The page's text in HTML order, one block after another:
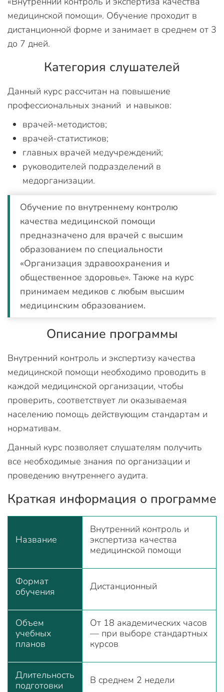
медицинской помощи». Обучение проходит в
дистанционной форме и занимает в среднем от 3
до 7 дней.
Категория слушателей
Данный курс рассчитан на повышение
профессиональных знаний и навыков:
врачей-методистов;
врачей-статистиков;
главных врачей медучреждений;
руководителей подразделений в
медорганизации.
Обучение по внутреннему контролю
качества медицинской помощи
предназначено для врачей с высшим
образованием по специальности
«Организация здравоохранения и
общественное здоровье». Также на курс
принимаем медиков с любым высшим
медицинским образованием.
Описание программы
Внутренний контроль и экспертизу качества
медицинской помощи необходимо проводить в
каждой медицинской организации, чтобы
проверить, соответствует ли оказываемая
населению помощь действующим стандартам и
нормативам.
Данный курс позволяет слушателям получить
все необходимые знания по организации и
проведению внутреннего аудита.
Краткая информация о программе
Название
Внутренний контроль и
экспертиза качества
медицинской помощи
Формат
обучения
Дистанционный
Объем
учебных
планов
От 18 академических часов
— при выборе стандартных
курсов
Длительность
подготовки
В среднем 2 недели